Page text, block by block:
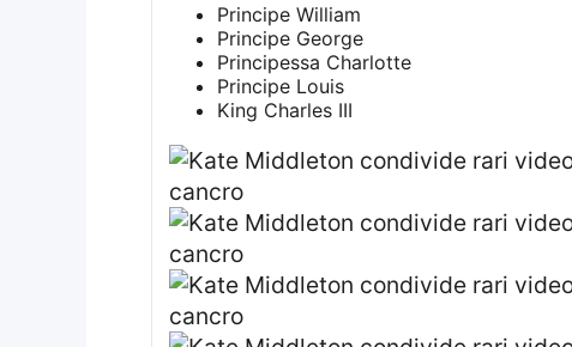
Principe William
Principe George
Principessa Charlotte
Principe Louis
King Charles III